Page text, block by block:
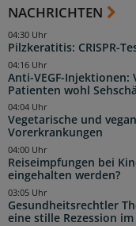
NACHRICHTEN
Pilzkeratitis: CRISPR-
04:30 Uhr
Anti-VEGF-Injektionen:
Patienten wohl
04:16 Uhr
Vegetarische und
Vorerkrankungen
04:04 Uhr
Reiseimpfungen bei
eingehalten werden?
04:00 Uhr
Gesundheitsrechtler
eine stille Rezession
03:05 Uhr